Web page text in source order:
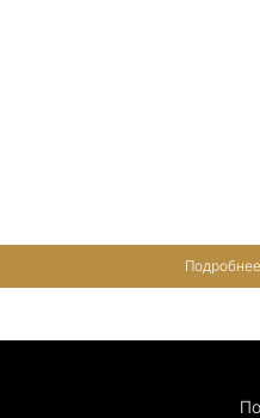
Подробнее